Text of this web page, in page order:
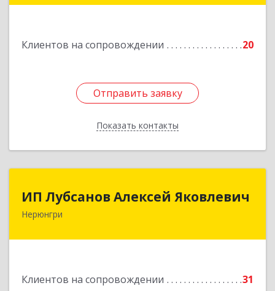
Клиентов на сопровождении 20
Отправить заявку
Показать контакты
Отправить заявку
Назад
ИП Лубсанов Алексей Яковлевич
Нерюнгри
Клиентов на сопровождении 31
ИП Лубсанов Алексей Яковлевич
675002, Амурская область, г. Благовещенск, ул.